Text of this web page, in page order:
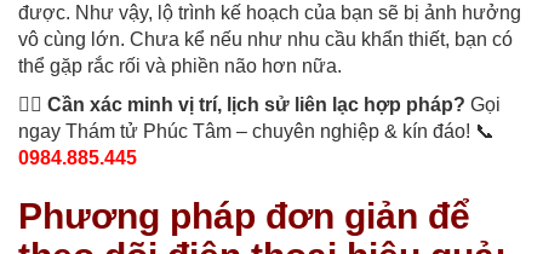
được. Như vậy, lộ trình kế hoạch của bạn sẽ bị ảnh hưởng
vô cùng lớn. Chưa kể nếu như nhu cầu khẩn thiết, bạn có
thể gặp rắc rối và phiền não hơn nữa.
🕵️‍♂️ Cần xác minh vị trí, lịch sử liên lạc hợp pháp? Gọi
ngay Thám tử Phúc Tâm – chuyên nghiệp & kín đáo! 📞
0984.885.445
Phương pháp đơn giản để